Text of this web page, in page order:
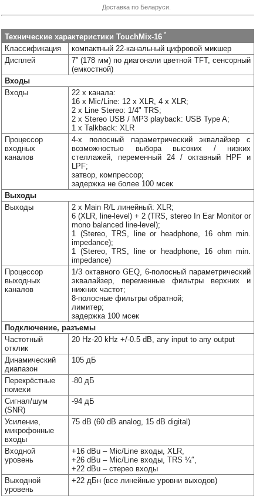
Доставка по Беларуси.
Технические характеристики TouchMix-16 *
Классификация
компактный 22-канальный цифровой микшер
Дисплей
7” (178 мм) по диагонали цветной TFT, сенсорный
(емкостной)
Входы
Входы
22 x канала:
16 x Mic/Line: 12 x XLR, 4 x XLR;
2 x Line Stereo: 1/4" TRS;
2 x Stereo USB / MP3 playback: USB Type A;
1 x Talkback: XLR
Процессор
входных
каналов
4-х полосный параметрический эквалайзер с
возможностью выбора высоких / низких
стеллажей, переменный 24 / октавный HPF и
LPF;
затвор, компрессор;
задержка не более 100 мсек
Выходы
Выходы
2 x Main R/L линейный: XLR;
6 (XLR, line-level) + 2 (TRS, stereo In Ear Monitor or
mono balanced line-level);
1 (Stereo, TRS, line or headphone, 16 ohm min.
impedance);
1 (Stereo, TRS, line or headphone, 16 ohm min.
impedance)
Процессор
выходных
каналов
1/3 октавного GEQ, 6-полосный параметрический
эквалайзер, переменные фильтры верхних и
нижних частот;
8-полосные фильтры обратной;
лимитер;
задержка 100 мсек
Подключение, разъемы
Частотный
отклик
20 Hz-20 kHz +/-0.5 dB, any input to any output
Динамический
диапазон
105 дБ
Перекрёстные
помехи
-80 дБ
Сигнал/шум
(SNR)
-94 дБ
Усиление,
микрофонные
входы
75 dB (60 dB analog, 15 dB digital)
Входной
уровень
+16 dBu – Mic/Line входы, XLR,
+26 dBu – Mic/Line входы, TRS ¼″,
+22 dBu – стерео входы
Выходной
уровень
+22 дБн (все линейные уровни выходов)